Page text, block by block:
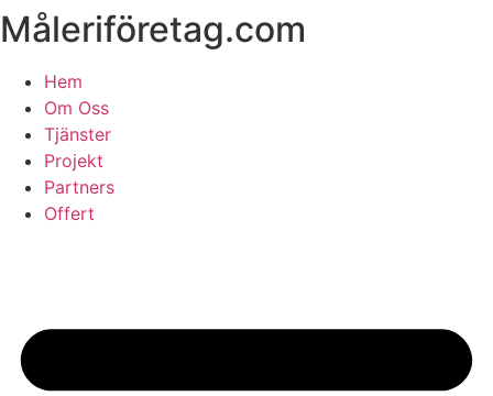
Skip
to
content
Måleriföretag.com
Hem
Om Oss
Tjänster
Projekt
Partners
Offert